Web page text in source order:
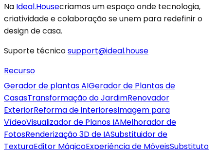
Na Ideal.Housecriamos um espaço onde tecnologia,
criatividade e colaboração se unem para redefinir o
design de casa.
Suporte técnicosupport@ideal.house
Recurso
Gerador de plantas AIGerador de Plantas de
CasasTransformação do JardimRenovador
ExteriorReforma de interioresImagem para
VídeoVisualizador de Planos IAMelhorador de
FotosRenderização 3D de IASubstituidor de
TexturaEditor MágicoExperiência de MóveisSubstituto